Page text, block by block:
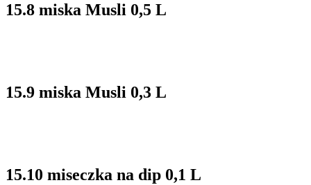
15.8 miska Musli 0,5 L
15.9 miska Musli 0,3 L
15.10 miseczka na dip 0,1 L